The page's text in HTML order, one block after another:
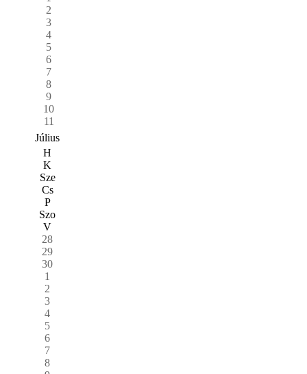
2
3
4
5
6
7
8
9
10
11
Július
H
K
Sze
Cs
P
Szo
V
28
29
30
1
2
3
4
5
6
7
8